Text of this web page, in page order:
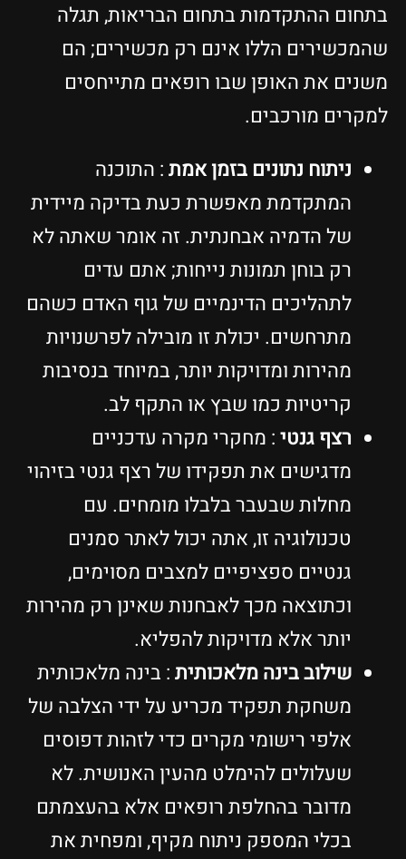
ההתקדמות בתחום הבריאות, תגלה
הללו אינם רק מכשירים; הם
את האופן שבו רופאים מתייחסים
מורכבים.
ניתוח נתונים בזמן אמת: התוכנה
המתקדמת מאפשרת כעת בדיקה מיידית
של הדמיה אבחנתית. זה אומר שאתה לא
רק בוחן תמונות נייחות; אתם עדים
לתהליכים הדינמיים של גוף האדם כשהם
מתרחשים. יכולת זו מובילה לפרשנויות
מהירות ומדויקות יותר, במיוחד בנסיבות
קריטיות כמו שבץ או התקף לב.
רצף גנטי: מחקרי מקרה עדכניים
מדגישים את תפקידו של רצף גנטי בזיהוי
מחלות שבעבר בלבלו מומחים. עם
טכנולוגיה זו, אתה יכול לאתר סמנים
גנטיים ספציפיים למצבים מסוימים,
וכתוצאה מכך לאבחנות שאינן רק מהירות
יותר אלא מדויקות להפליא.
שילוב בינה מלאכותית: בינה מלאכותית
משחקת תפקיד מכריע על ידי הצלבה של
אלפי רישומי מקרים כדי לזהות דפוסים
שעלולים להימלט מהעין האנושית. לא
מדובר בהחלפת רופאים אלא בהעצמתם
בכלי המספק ניתוח מקיף, ומפחית את